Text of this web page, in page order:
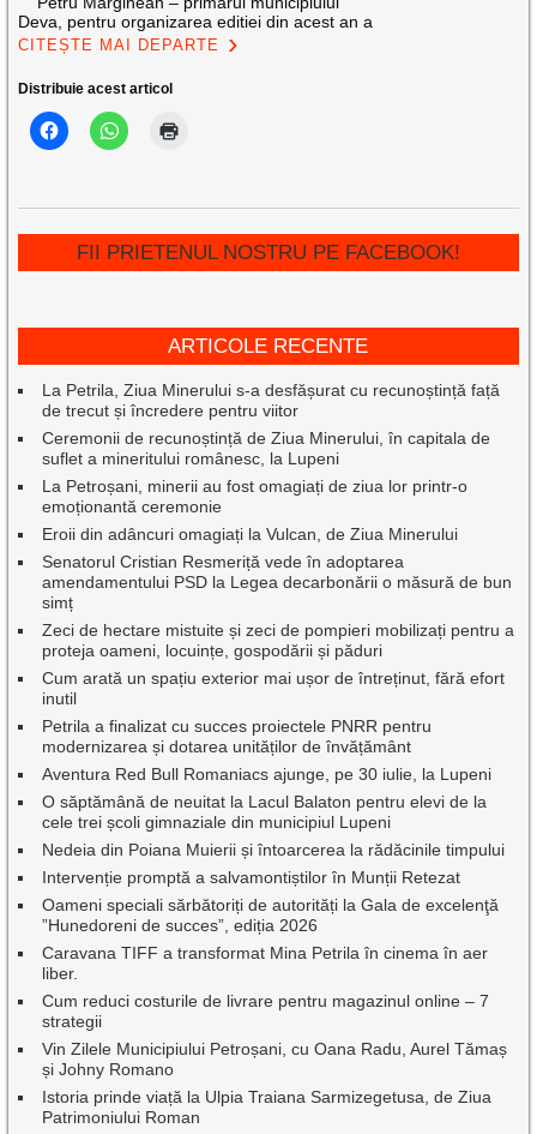
Deva, pentru organizarea editiei din acest an a
CITEȘTE MAI DEPARTE
Distribuie acest articol
FII PRIETENUL NOSTRU PE FACEBOOK!
ARTICOLE RECENTE
La Petrila, Ziua Minerului s-a desfășurat cu recunoștință față
de trecut și încredere pentru viitor
Ceremonii de recunoștință de Ziua Minerului, în capitala de
suflet a mineritului românesc, la Lupeni
La Petroșani, minerii au fost omagiați de ziua lor printr-o
emoționantă ceremonie
Eroii din adâncuri omagiați la Vulcan, de Ziua Minerului
Senatorul Cristian Resmeriță vede în adoptarea
amendamentului PSD la Legea decarbonării o măsură de bun
simț
Zeci de hectare mistuite și zeci de pompieri mobilizați pentru a
proteja oameni, locuințe, gospodării și păduri
Cum arată un spațiu exterior mai ușor de întreținut, fără efort
inutil
Petrila a finalizat cu succes proiectele PNRR pentru
modernizarea și dotarea unităților de învățământ
Aventura Red Bull Romaniacs ajunge, pe 30 iulie, la Lupeni
O săptămână de neuitat la Lacul Balaton pentru elevi de la
cele trei școli gimnaziale din municipiul Lupeni
Nedeia din Poiana Muierii și întoarcerea la rădăcinile timpului
Intervenție promptă a salvamontiștilor în Munții Retezat
Oameni speciali sărbătoriți de autorități la Gala de excelenţă
”Hunedoreni de succes”, ediția 2026
Caravana TIFF a transformat Mina Petrila în cinema în aer
liber.
Cum reduci costurile de livrare pentru magazinul online – 7
strategii
Vin Zilele Municipiului Petroșani, cu Oana Radu, Aurel Tămaș
și Johny Romano
Istoria prinde viață la Ulpia Traiana Sarmizegetusa, de Ziua
Patrimoniului Roman